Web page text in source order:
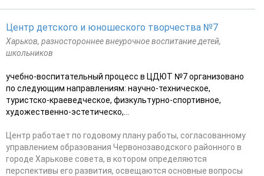
Центр детского и юношеского творчества №7
Харьков, разностороннее внеурочное воспитание детей,
школьников
учебно-воспитательный процесс в ЦДЮТ №7 организовано
по следующим направлениям: научно-техническое,
туристско-краеведческое, физкультурно-спортивное,
художественно-эстетическо,...
Центр работает по годовому плану работы, согласованному
управлением образования Червонозаводского районного в
городе Харькове совета, в котором определяются
перспективы его развития, освещаются основные вопросы